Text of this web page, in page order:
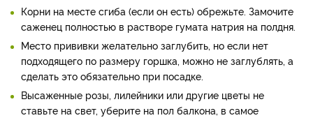
Корни на месте сгиба (если он есть) обрежьте. Замочите
саженец полностью в растворе гумата натрия на полдня.
Место прививки желательно заглубить, но если нет
подходящего по размеру горшка, можно не заглублять, а
сделать это обязательно при посадке.
Высаженные розы, лилейники или другие цветы не
ставьте на свет, уберите на пол балкона, в самое